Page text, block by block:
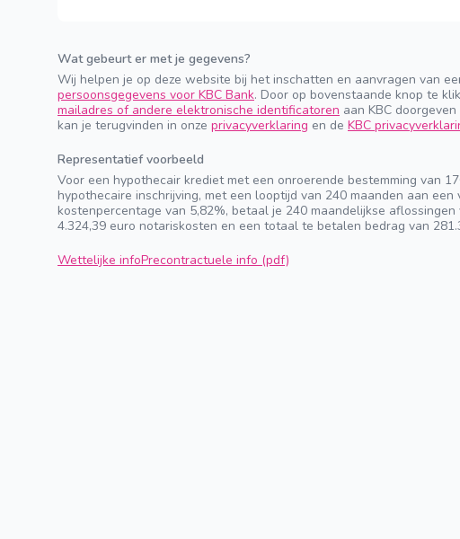
Wat gebeurt er met je gegevens?
Wij helpen je op deze website bij het inschatten en aanvragen van
persoonsgegevens voor KBC Bank. Door op bovenstaande knop te
mailadres of andere elektronische identificatoren aan KBC
kan je terugvinden in onze privacyverklaring en de KBC
Representatief voorbeeld
Voor een hypothecair krediet met een onroerende bestemming van
hypothecaire inschrijving, met een looptijd van 240 maanden aan
kostenpercentage van 5,82%, betaal je 240 maandelijkse
4.324,39 euro notariskosten en een totaal te betalen bedrag van
Wettelijke infoPrecontractuele info (pdf)